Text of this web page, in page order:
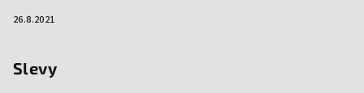
26.8.2021
Slevy